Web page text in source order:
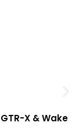
X & Wake